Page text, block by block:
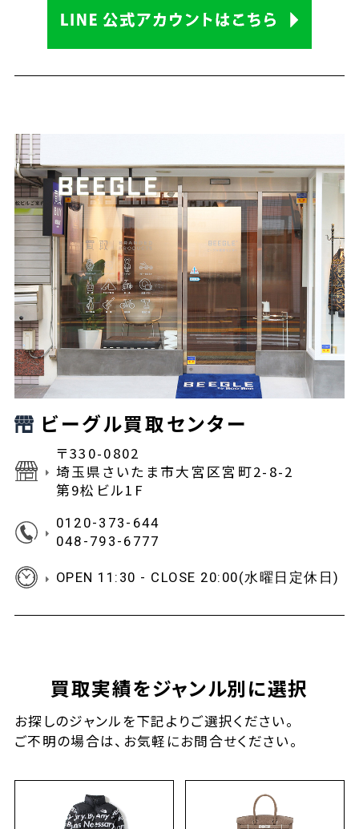
ビーグル買取センター
〒330-0802
埼玉県さいたま市大宮区宮町2-8-2
第9松ビル1F
0120-373-644
048-793-6777
OPEN 11:30 - CLOSE 20:00(水曜日定休日)
買取実績をジャンル別に選択
お探しのジャンルを下記よりご選択ください。
ご不明の場合は、お気軽にお問合せください。